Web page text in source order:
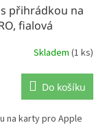
s přihrádkou na
fialová
Skladem (1 ks)
Do košíku
na karty pro Apple